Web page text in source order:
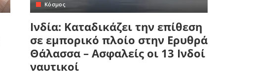
Κόσμος
Ινδία: Καταδικάζει την επίθεση
σε εμπορικό πλοίο στην Ερυθρά
Θάλασσα – Ασφαλείς οι 13 Ινδοί
ναυτικοί